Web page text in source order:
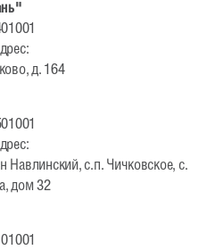
д. 164
Навлинский, с.п. Чичковское, с.
дом 32